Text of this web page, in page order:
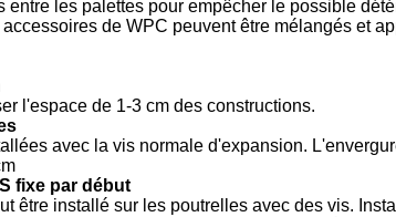
entre les palettes pour empêcher le possible
de WPC peuvent être mélangés et
l'espace de 1-3 cm des constructions.
avec la vis normale d'expansion.
fixe par début
être installé sur les poutrelles avec des vis.